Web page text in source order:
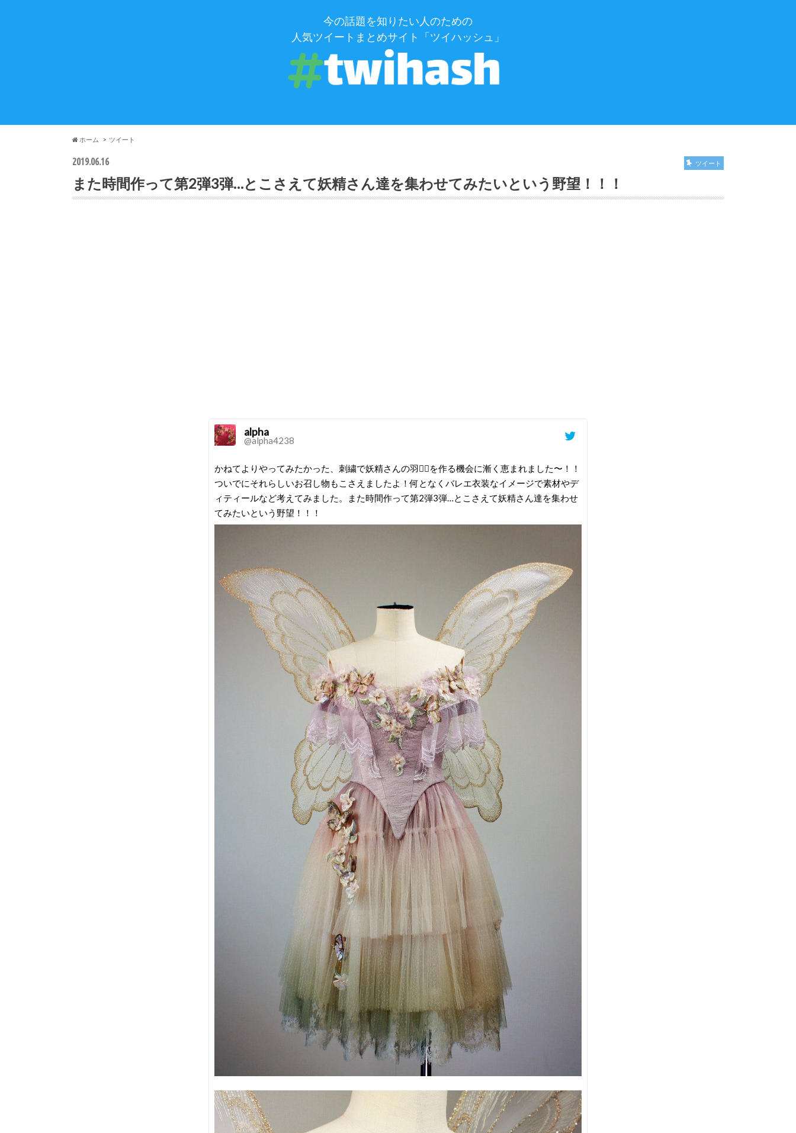
今の話題を知りたい人のための
人気ツイートまとめサイト「ツイハッシュ」
ホーム ツイート
2019.06.16 ツイート
また時間作って第2弾3弾…とこさえて妖精さん達を集わせてみたいという野望！！！
alpha
@alpha4238
かねてよりやってみたかった、刺繍で妖精さんの羽🧚‍♀️を作る機会に漸く恵まれました〜！！
ついでにそれらしいお召し物もこさえましたよ！何となくバレエ衣装なイメージで素材やデ
ィティールなど考えてみました。また時間作って第2弾3弾…とこさえて妖精さん達を集わせ
てみたいという野望！！！